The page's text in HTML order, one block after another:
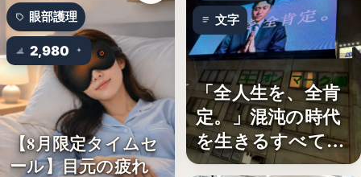
眼部護理
2,980
【8月限定タイムセ
ール】目元の疲れ
文字
「全人生を、全肯
定。」混沌の時代
を生きるすべての
人へ贈る…